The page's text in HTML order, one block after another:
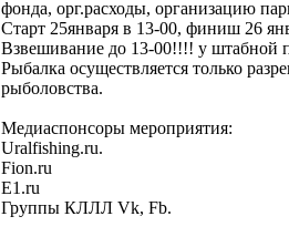
фонда, орг.расходы, организацию
Старт 25января в 13-00, финиш 26
Взвешивание до 13-00!!!! у штабной
Рыбалка осуществляется только
рыболовства.
Медиаспонсоры мероприятия:
Uralfishing.ru.
Fion.ru
E1.ru
Группы КЛЛЛ Vk, Fb.